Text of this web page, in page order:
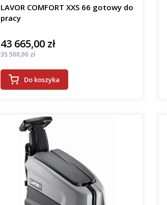
LAVOR COMFORT XXS 66 gotowy do
pracy
Cena
43 665,00 zł
Cena
35 500,00 zł
Do koszyka